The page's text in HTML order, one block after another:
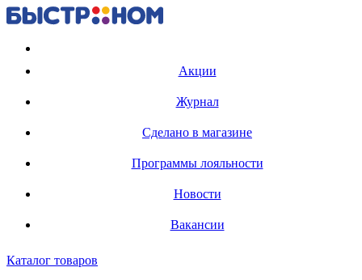
Акции
Журнал
Сделано в магазине
Программы лояльности
Новости
Вакансии
Каталог товаров